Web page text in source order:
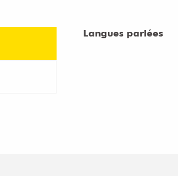
Langues parlées
Langues parlées